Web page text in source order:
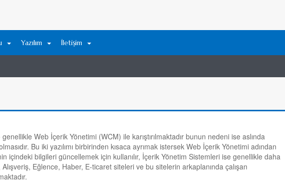
Yazılım İletişim
Web İçerik Yönetimi (WCM) ile karıştırılmaktadır bunun nedeni ise aslında
Bu iki yazılımı birbirinden kısaca ayrımak istersek Web İçerik Yönetimi adından
içindeki bilgileri güncellemek için kullanılır, İçerik Yönetim Sistemleri ise genellikle daha
Eğlence, Haber, E-ticaret siteleri ve bu sitelerin arkaplanında çalışan